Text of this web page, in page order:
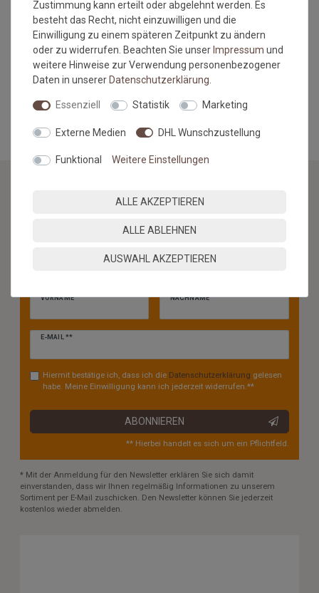
Maßtoleranzen von 1-3 % können auftreten und sind völlig
normal. Sonderanfertigungen im Wunschmaß sind vom
Umtausch/Rückgabe ausgeschlossen.
Hinweis Bordürenteppiche: Übersteigt die Länge das 2,5 fache
der Breite, besteht das Risiko der Wellenbildung.
MEHR INFORMATIONEN ZUM EU VERANTWORTLICHEN »
NEWSLETTER
und erfahren Sie von den neuesten Produkten als
VORNAME NACHNAME
E-MAIL **
Newsletter
Hiermit bestätige ich, dass ich die Daten­schutz­erklärung gelesen
habe. Meine Einwilligung kann ich jederzeit widerrufen.**
ABONNIEREN
** Hierbei handelt es sich um ein Pflichtfeld.
* Mit der Anmeldung für den Newsletter erklären Sie sich damit
einverstanden, dass wir Ihnen regelmäßig Informationen zu unserem
Sortiment per E-Mail zuschicken. Den Newsletter können Sie jederzeit
kostenlos wieder abmelden.
Zustimmung kann erteilt oder abgelehnt werden. Es
besteht das Recht, nicht einzuwilligen und die
Einwilligung zu einem späteren Zeitpunkt zu ändern
oder zu widerrufen. Beachten Sie unser Impressum und
weitere Hinweise zur Verwendung personenbezogener
Daten in unserer Daten­schutz­erklärung
Essenziell Statistik Marketing
Externe Medien DHL Wunschzustellung
Funktional Weitere Einstellungen
ALLE AKZEPTIEREN
ALLE ABLEHNEN
AUSWAHL AKZEPTIEREN